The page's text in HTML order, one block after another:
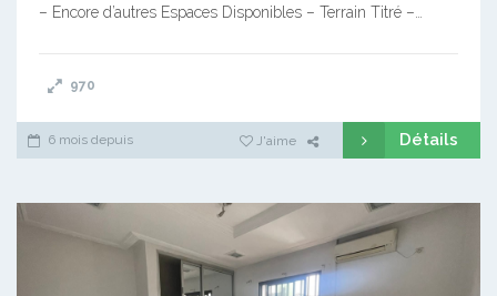
– Encore d’autres Espaces Disponibles – Terrain Titré –…
970
6 mois depuis J'aime Détails